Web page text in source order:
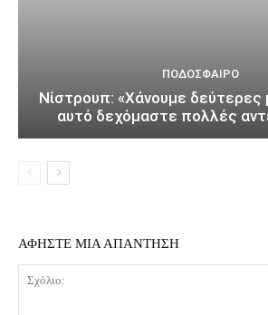
ΠΟΔΌΣΦΑΙΡΟ
Νίστρουπ: «Χάνουμε δεύτερες
αυτό δεχόμαστε πολλές
ΑΦΗΣΤΕ ΜΙΑ ΑΠΑΝΤΗΣΗ